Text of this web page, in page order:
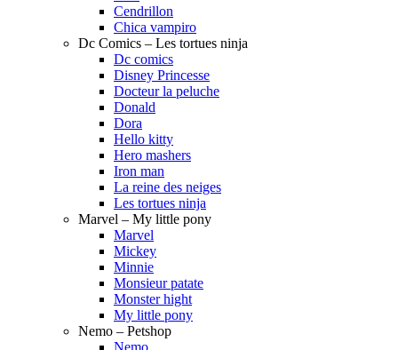
Cendrillon
Chica vampiro
Dc Comics – Les tortues ninja
Dc comics
Disney Princesse
Docteur la peluche
Donald
Dora
Hello kitty
Hero mashers
Iron man
La reine des neiges
Les tortues ninja
Marvel – My little pony
Marvel
Mickey
Minnie
Monsieur patate
Monster hight
My little pony
Nemo – Petshop
Nemo